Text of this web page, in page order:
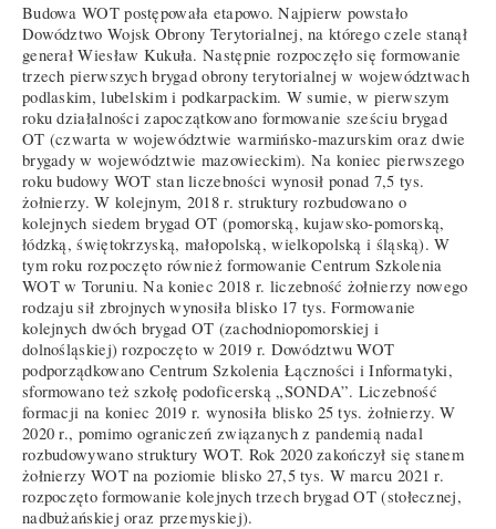
Budowa WOT postępowała etapowo. Najpierw powstało
Dowództwo Wojsk Obrony Terytorialnej, na którego czele stanął
generał Wiesław Kukuła. Następnie rozpoczęło się formowanie
trzech pierwszych brygad obrony terytorialnej w województwach
podlaskim, lubelskim i podkarpackim. W sumie, w pierwszym
roku działalności zapoczątkowano formowanie sześciu brygad
OT (czwarta w województwie warmińsko-mazurskim oraz dwie
brygady w województwie mazowieckim). Na koniec pierwszego
roku budowy WOT stan liczebności wynosił ponad 7,5 tys.
żołnierzy. W kolejnym, 2018 r. struktury rozbudowano o
kolejnych siedem brygad OT (pomorską, kujawsko-pomorską,
łódzką, świętokrzyską, małopolską, wielkopolską i śląską). W
tym roku rozpoczęto również formowanie Centrum Szkolenia
WOT w Toruniu. Na koniec 2018 r. liczebność żołnierzy nowego
rodzaju sił zbrojnych wynosiła blisko 17 tys. Formowanie
kolejnych dwóch brygad OT (zachodniopomorskiej i
dolnośląskiej) rozpoczęto w 2019 r. Dowództwu WOT
podporządkowano Centrum Szkolenia Łączności i Informatyki,
sformowano też szkołę podoficerską „SONDA”. Liczebność
formacji na koniec 2019 r. wynosiła blisko 25 tys. żołnierzy. W
2020 r., pomimo ograniczeń związanych z pandemią nadal
rozbudowywano struktury WOT. Rok 2020 zakończył się stanem
żołnierzy WOT na poziomie blisko 27,5 tys. W marcu 2021 r.
rozpoczęto formowanie kolejnych trzech brygad OT (stołecznej,
nadbużańskiej oraz przemyskiej).